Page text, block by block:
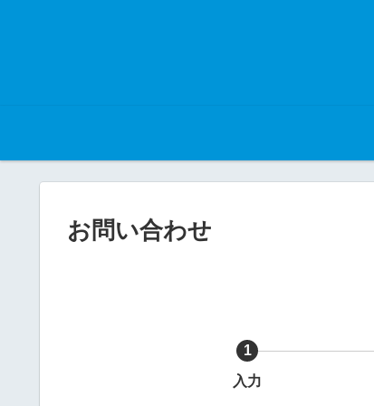
お問い合わせ
1
入力